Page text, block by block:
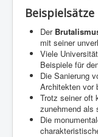
Beispielsätze
Der
mit seiner
Viele
Beispiele für
Die Sanierung
Architekten vor
Trotz seiner oft
zunehmend als
Die